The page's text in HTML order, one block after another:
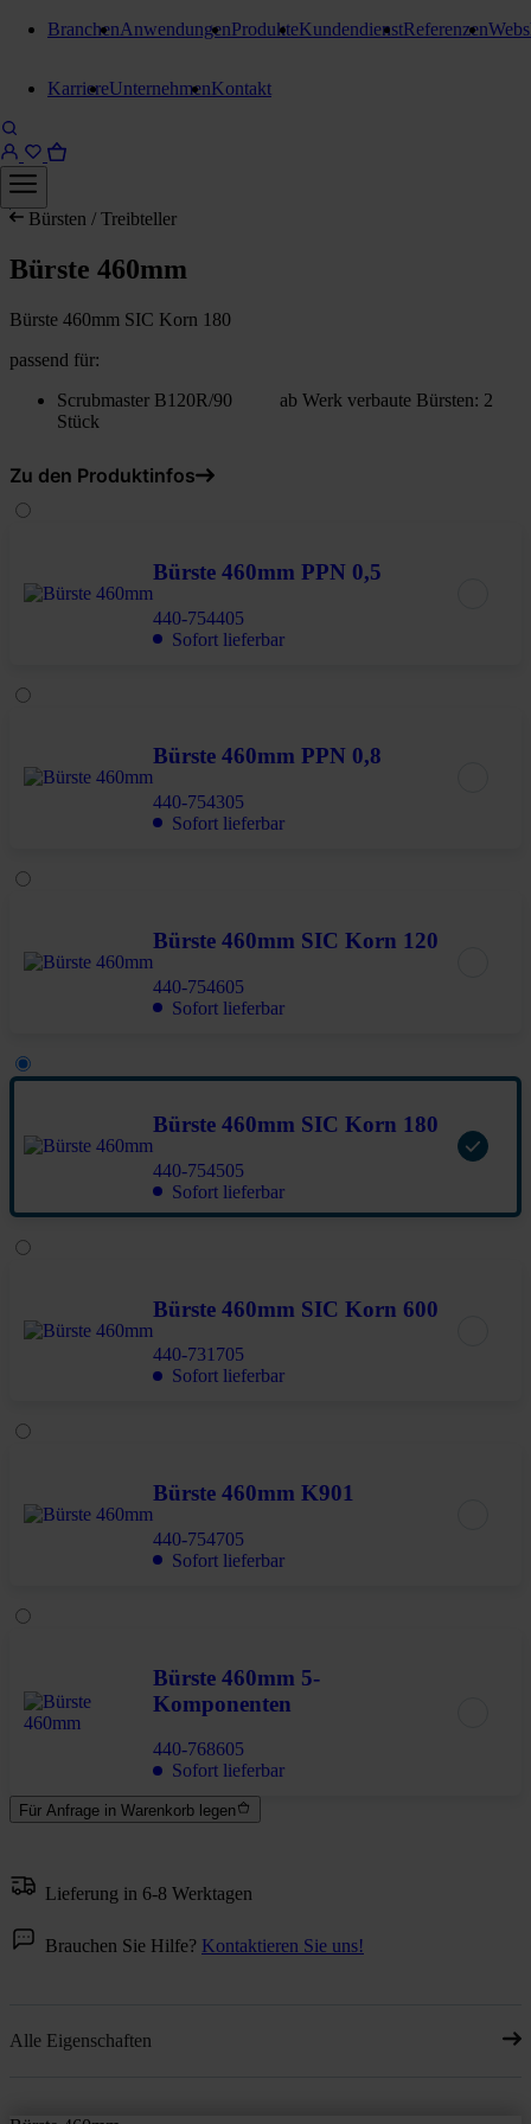
BranchenAnwendungenProdukteKundendienstReferenzen
KarriereUnternehmenKontakt
Bürsten / Treibteller
Bürste 460mm
Bürste 460mm SIC Korn 180
passend für:
Scrubmaster B120R/90 ab Werk verbaute Bürsten: 2
Stück
Zu den Produktinfos
Bürste 460mm PPN 0,5
440-754405
Sofort lieferbar
Bürste 460mm PPN 0,8
440-754305
Sofort lieferbar
Bürste 460mm SIC Korn 120
440-754605
Sofort lieferbar
Bürste 460mm SIC Korn 180
440-754505
Sofort lieferbar
Bürste 460mm SIC Korn 600
440-731705
Sofort lieferbar
Bürste 460mm K901
440-754705
Sofort lieferbar
Bürste 460mm 5-
Komponenten
440-768605
Sofort lieferbar
Für Anfrage in Warenkorb legen
Lieferung in 6-8 Werktagen
Brauchen Sie Hilfe? Kontaktieren Sie uns!
Alle Eigenschaften